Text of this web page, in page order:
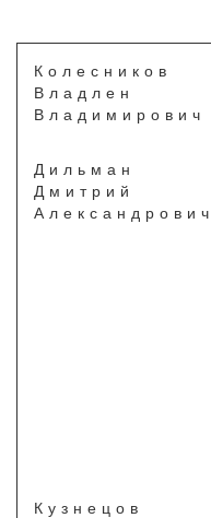
Колесников
Владлен
Владимирович
Дильман
Дмитрий
Александрович
Кузнецов